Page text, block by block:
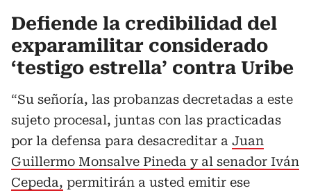
Defiende la credibilidad del
exparamilitar considerado
‘testigo estrella’ contra Uribe
“Su señoría, las probanzas decretadas a este
sujeto procesal, juntas con las practicadas
por la defensa para desacreditar a Juan
Guillermo Monsalve Pineda y al senador Iván
Cepeda, permitirán a usted emitir ese